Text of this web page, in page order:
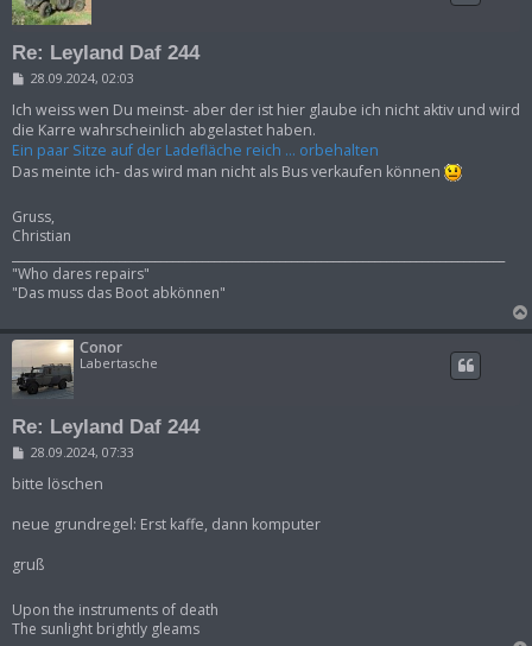
Re: Leyland Daf 244
B
i
t
r
a
g
28.09.2024, 02:03
Ich weiss wen Du meinst- aber der ist hier glaube ich nicht aktiv und wird
die Karre wahrscheinlich abgelastet haben.
Ein paar Sitze auf der Ladefläche reich ... orbehalten
Das meinte ich- das wird man nicht als Bus verkaufen können
Gruss,
Christian
"Who dares repairs"
"Das muss das Boot abkönnen"
Conor
Labertasche
Re: Leyland Daf 244
B
i
a
28.09.2024, 07:33
bitte löschen
neue grundregel: Erst kaffe, dann komputer
gruß
Upon the instruments of death
The sunlight brightly gleams